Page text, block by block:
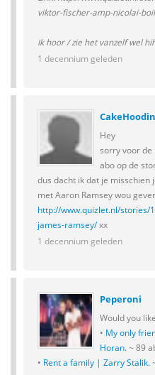
viktor-fischer-amp-nicolai-
Ik hoor / zie het vanzelf wel
1 decennium geleden
Hey
sorry voor de
abo op de
dus dacht ik dat je
met Aaron Ramsey wou
http://www.quizlet.nl/stories/
james-ramsey/xx
1 decennium geleden
Peperoni
Would you
• My only
Horan. ~ 89
• Rent a family | Zarry Stalik.